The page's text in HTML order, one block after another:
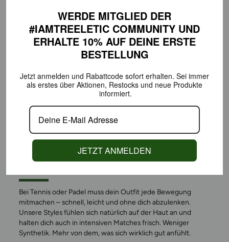
GEMACHT FÜR BEWEGUNG
AUF DEM COURT
Bei Tennis oder Padel muss dein Outfit jede Bewegung
mitmachen – schnell, leicht und ohne dich abzulenken.
Unsere Styles fühlen sich natürlich auf der Haut an und
halten dich auch in intensiven Matches frisch. Weniger
Synthetik. Mehr von dem, was sich wirklich gut anfühlt.
WERDE MITGLIED DER
#IAMTREELETIC COMMUNITY UND
ERHALTE 10% AUF DEINE ERSTE
BESTELLUNG
Jetzt anmelden und Rabattcode sofort erhalten. Sei immer
als erstes über Aktionen, Restocks und neue Produkte
informiert.
JETZT ANMELDEN